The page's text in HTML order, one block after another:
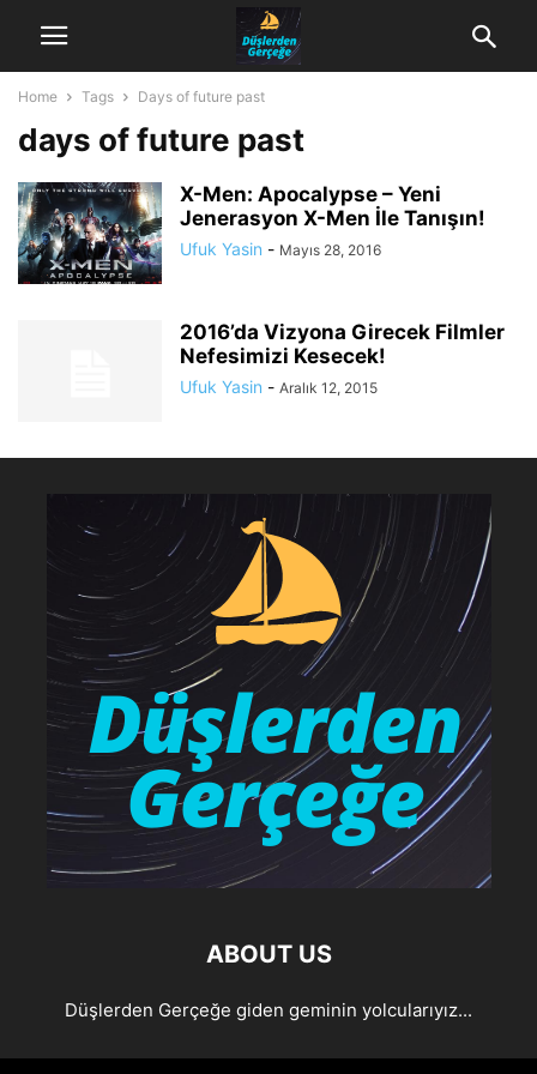
Home Tags Days of future past
days of future past
X-Men: Apocalypse – Yeni
Jenerasyon X-Men İle Tanışın!
Ufuk Yasin - Mayıs 28, 2016
2016’da Vizyona Girecek Filmler
Nefesimizi Kesecek!
Ufuk Yasin - Aralık 12, 2015
ABOUT US
Düşlerden Gerçeğe giden geminin yolcularıyız...